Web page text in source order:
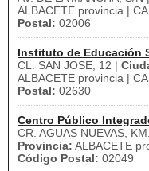
ALBACETE provincia |
Postal: 02006
Instituto de Educación
CL. SAN JOSE, 12 |
ALBACETE provincia |
Postal: 02630
Centro Público
CR. AGUAS NUEVAS,
Provincia: ALBACETE
Código Postal: 02049